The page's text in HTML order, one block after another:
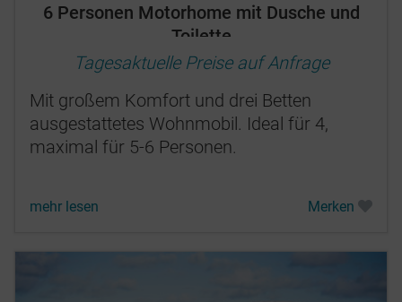
6 Personen Motorhome mit Dusche und
Toilette
Tagesaktuelle Preise auf Anfrage
Mit großem Komfort und drei Betten
ausgestattetes Wohnmobil. Ideal für 4,
maximal für 5-6 Personen.
mehr lesen Merken